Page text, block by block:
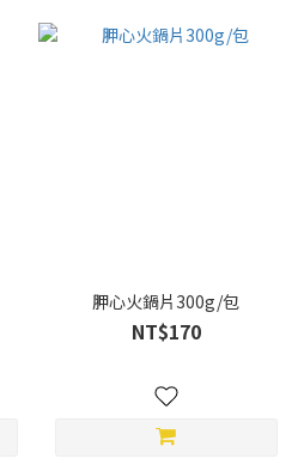
胛心火鍋片300g/包
NT$170